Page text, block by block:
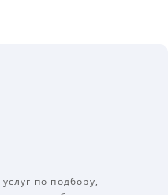
по подбору,